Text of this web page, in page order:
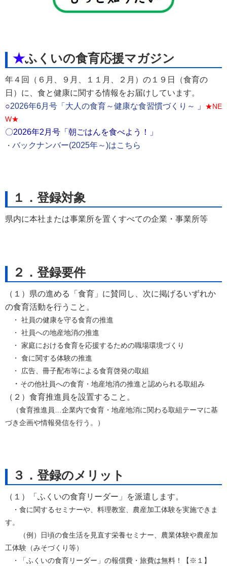
★ふくいの食育応援マガジン
年４回（６月、９月、１１月、２月）の１９日（食育の
日）に、食と健康に関する情報をお届けしています。
○2026年6月号「大人の食育～健康な食習慣づくり～ 」 ★NE
W★
〇2026年2月号「朝ごはんを食べよう！」
・ バックナンバー(2025年～)はこちら
１．登録対象
県内に本社または事業所を置くすべての企業・事業所等
２．登録要件
（１）県の進める「食育」に賛同し、次に掲げるいずれか
の食育活動を行うこと。
・ 社員の健康を守る食育の推進
・ 社員への地産地消の推進
・ 家庭における食育を応援するための職場環境づくり
・ 食に関する体験の推進
・ 広告、冊子配布等による食育啓発の取組
・ その他社員への食育・地産地消の推進と認められる取組み
（２）食育推進員を設置すること。
（食育推進員…企業内で食育・地産地消に関わる取組テーマに基
づき企画や情報発信を行う。）
３．登録のメリット
（１）「ふくいの食育リーダー」を派遣します。
・食に関するセミナーや、料理教室、農産加工体験を実施できま
す。
（例）日頃の食生活を見直す栄養セミナー、農業体験や農産加
工体験（みそづくり等）
・「ふくいの食育リーダー」の報償費・旅費は無料！【※１】